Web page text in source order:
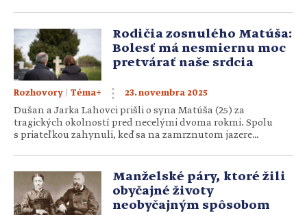
a influencerkou Dominikou Jurena sme sa rozprávalio tom,
kto svieti na jej ceste, ako trávi Vianoce i tom, čo by chcela
tento rok darovať Ježišovi. Mediálne […]Rodičia zosnulého Matúša:
Bolesť má nesmiernu moc
pretvárať naše srdcia
Rozhovory Téma+ 23. novembra 2025
Dušan a Jarka Lahovci prišli o syna Matúša (25) za
tragických okolností pred necelými dvoma rokmi. Spolu
s priateľkou zahynuli, keď sa na zamrznutom jazere
bolesti a smútku rodičia hovoria o milosti, ktorá ich
bezprostredne po udalosti, ale aj odvtedy sprevádza.
V rozhovore sa delia o svoje pocity i skúsenosti s tým, ako
synovu smrť […]
Manželské páry, ktoré žili
obyčajné životy
neobyčajným spôsobom